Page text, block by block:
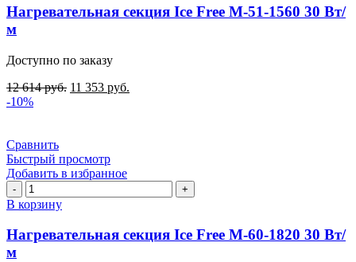
Ice
1560
Вт/
м
Нагревательная секция Ice Free М-51-1560 30 Вт/
м
Доступно по заказу
12 614руб. 11 353 руб.
-10%
Сравнить
Быстрый просмотр
Добавить в избранное
Количество
товара
Нагревательная
секция
Ice
В корзину
Нагревательная секция Ice Free М-60-1820 30 Вт/
м